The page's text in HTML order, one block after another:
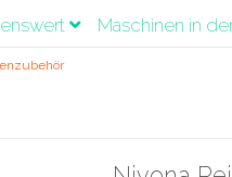
Maschinen in